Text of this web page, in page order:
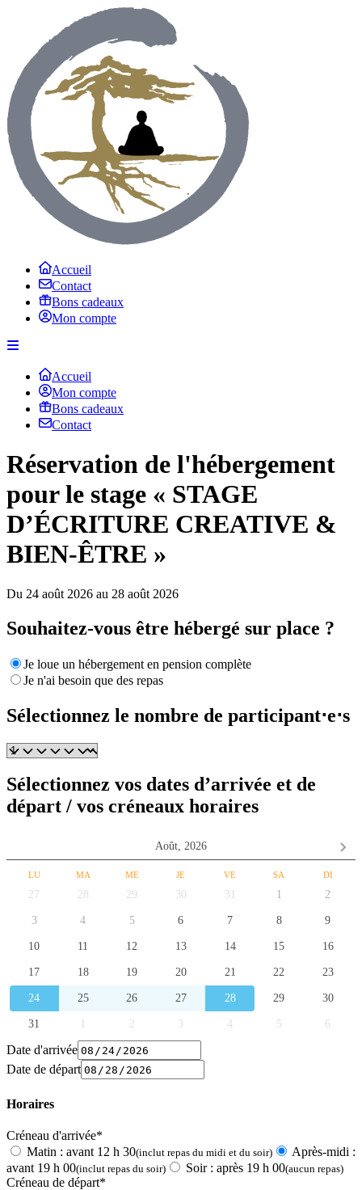
Accueil
Contact
Bons cadeaux
Mon compte
Accueil
Mon compte
Bons cadeaux
Contact
Réservation de l'hébergement
pour le stage « STAGE
D’ÉCRITURE CREATIVE &
BIEN-ÊTRE »
Du 24 août 2026 au 28 août 2026
Souhaitez-vous être hébergé sur place ?
Je loue un hébergement en pension complète
Je n'ai besoin que des repas
Sélectionnez le nombre de participant⋅e⋅s
Sélectionnez vos dates d’arrivée et de
départ / vos créneaux horaires
Août, 2026
LU MA ME JE VE SA DI
27 28 29 30 31 1 2
3 4 5 6 7 8 9
10 11 12 13 14 15 16
17 18 19 20 21 22 23
24 25 26 27 28 29 30
31 2 3 4 5 6
Date d'arrivée
Date de départ
Horaires
Créneau d'arrivée*
Matin : avant 12 h 30(inclut repas du midi et du soir)
Après-midi :
avant 19 h 00(inclut repas du soir) Soir : après 19 h 00(aucun repas)
Créneau de départ*